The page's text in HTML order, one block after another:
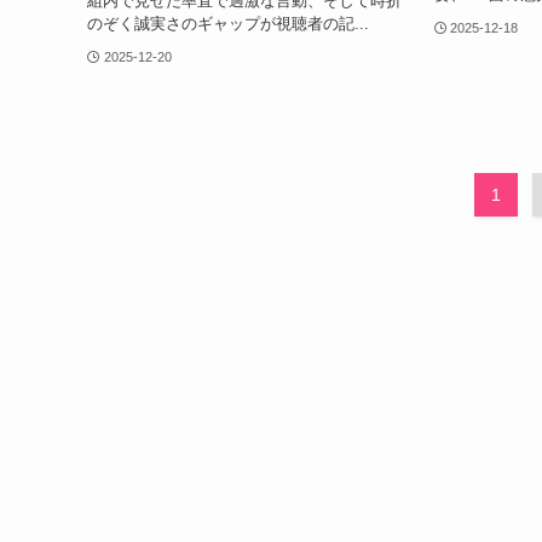
のぞく誠実さのギャップが視聴者の記...
2025-12-20
2025-12-18
1